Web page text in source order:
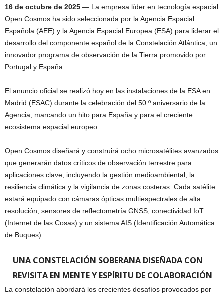
16 de octubre de 2025 — La empresa líder en tecnología espacial
Open Cosmos ha sido seleccionada por la Agencia Espacial
Española (AEE) y la Agencia Espacial Europea (ESA) para liderar el
desarrollo del componente español de la Constelación Atlántica, un
innovador programa de observación de la Tierra promovido por
Portugal y España.
El anuncio oficial se realizó hoy en las instalaciones de la ESA en
Madrid (ESAC) durante la celebración del 50.º aniversario de la
Agencia, marcando un hito para España y para el creciente
ecosistema espacial europeo.
Open Cosmos diseñará y construirá ocho microsatélites avanzados
que generarán datos críticos de observación terrestre para
aplicaciones clave, incluyendo la gestión medioambiental, la
resiliencia climática y la vigilancia de zonas costeras. Cada satélite
estará equipado con cámaras ópticas multiespectrales de alta
resolución, sensores de reflectometría GNSS, conectividad IoT
(Internet de las Cosas) y un sistema AIS (Identificación Automática
de Buques).
UNA CONSTELACIÓN SOBERANA DISEÑADA CON
REVISITA EN MENTE Y ESPÍRITU DE COLABORACIÓN
La constelación abordará los crecientes desafíos provocados por